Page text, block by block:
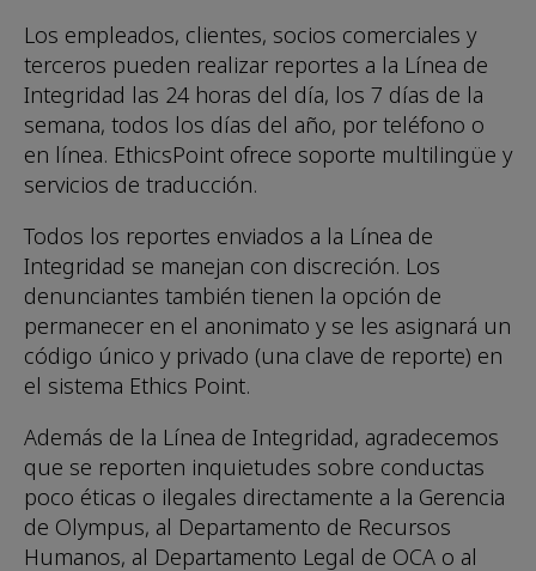
Los empleados, clientes, socios comerciales y
terceros pueden realizar reportes a la Línea de
Integridad las 24 horas del día, los 7 días de la
semana, todos los días del año, por teléfono o
en línea. EthicsPoint ofrece soporte multilingüe y
servicios de traducción.
Todos los reportes enviados a la Línea de
Integridad se manejan con discreción. Los
denunciantes también tienen la opción de
permanecer en el anonimato y se les asignará un
código único y privado (una clave de reporte) en
el sistema Ethics Point.
Además de la Línea de Integridad, agradecemos
que se reporten inquietudes sobre conductas
poco éticas o ilegales directamente a la Gerencia
de Olympus, al Departamento de Recursos
Humanos, al Departamento Legal de OCA o al